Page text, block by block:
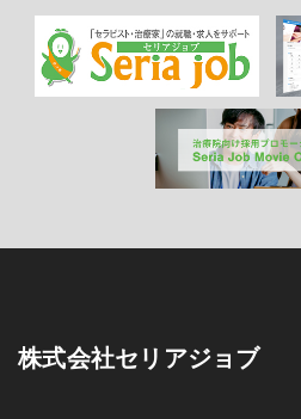
株式会社セリアジョブ